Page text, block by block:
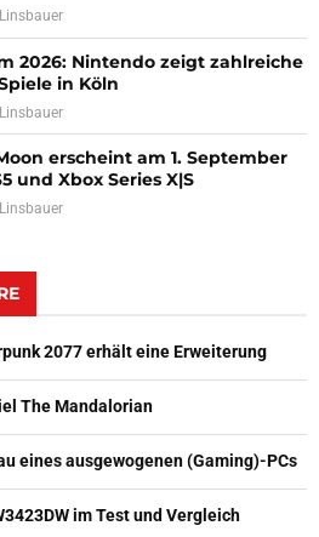
2026: Nintendo zeigt zahlreiche
in Köln
erscheint am 1. September
und Xbox Series X|S
2077 erhält eine Erweiterung
The Mandalorian
eines ausgewogenen (Gaming)-PCs
im Test und Vergleich